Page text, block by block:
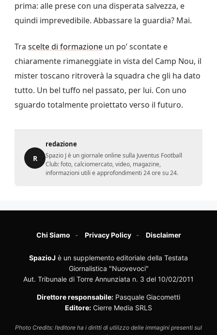
prima: alle prese con una disperata salvezza, e
quindi imprevedibile. Abbassare la guardia? Mai.
Tra scelte di formazione un po’ scontate e
chiaramente rimaneggiate in vista del Camp Nou, il
mister toscano ritroverà la squadra che gli ha dato
tutto. Un bel tuffo nel passato, per lui. Con uno
sguardo totalmente proiettato verso il futuro.
R
redazione
Spazio J è un giornale online sulla Juventus Football
Club: foto, calciomercato, video, magazine,
informazioni utili e approfondimenti 24 ore su 24.
Chi Siamo Privacy Policy Disclaimer
SpazioJ è un supplemento editoriale della Testata
Giornalistica "Nuovevoci"
Aut. Tribunale di Torre Annunziata n. 3 del 10/02/2011
Direttore responsabile: Pasquale Giacometti
Editore: Cierre Media SRLS
Photo Credits: l’editore ha i diritti di utilizzo delle immagini presenti sul